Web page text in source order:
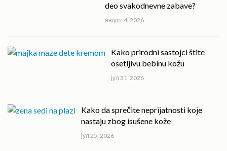
deo svakodnevne zabave?
август 4, 2026
Kako prirodni sastojci štite
osetljivu bebinu kožu
јул 31, 2026
Kako da sprečite neprijatnosti koje
nastaju zbog isušene kože
јул 25, 2026